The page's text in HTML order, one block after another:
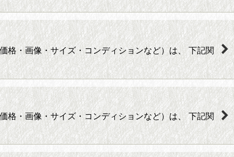
・画像・サイズ・コンディションなど）は、 下記関
・画像・サイズ・コンディションなど）は、 下記関